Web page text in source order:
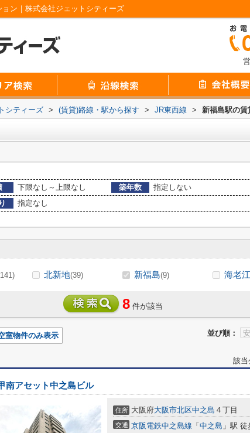
ン｜株式会社ジェットシティーズ
シティーズ > (賃貸)路線・駅から探す > JR東西線 > 新福島駅の賃
下限なし～上限なし 築年数
指定しない
指定なし
北新地(39) 新福島(9) 海老江
8 件が該当
並び順：
室物件のみ表示
該当
南アセット中之島ビル
住所 大阪府大阪市北区中之島 ４丁目
交通 京阪電鉄中之島線 「 中之島 」駅 徒